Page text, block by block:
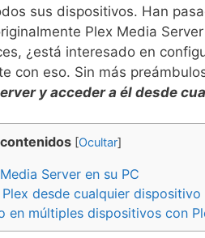
sus dispositivos. Han
Plex Media
¿está interesado en
con eso. Sin más
y acceder a él desde
[Ocultar]
Server en su PC
desde cualquier dispositivo
en múltiples dispositivos con